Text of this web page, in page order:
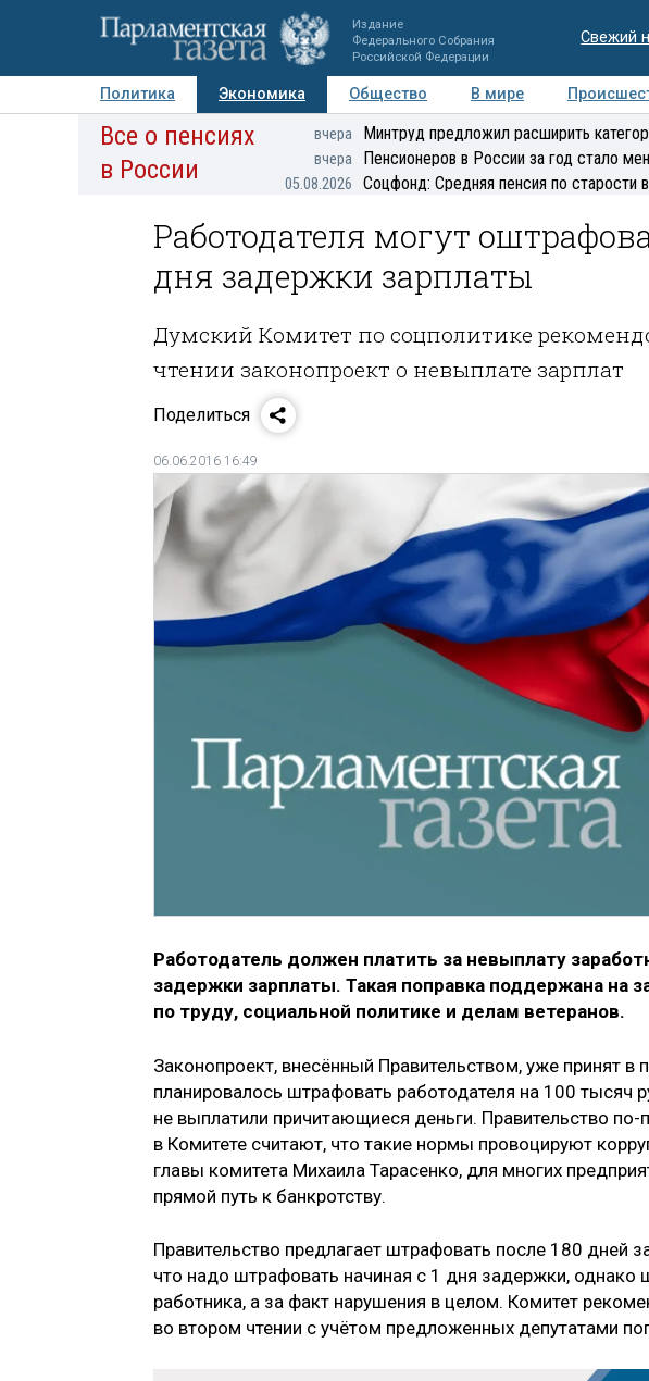
Издание
Федерального Собрания
Российской Федерации
Свежий
Политика Экономика Общество В мире
Авторы Персоны Мнения Регионы Медиацентр
Все о пенсиях
в России
вчера Минтруд предложил расширить
вчера Пенсионеров в России за год стало
05.08.2026 Соцфонд: Средняя пенсия по старости
Работодателя могут
дня задержки зарплаты
Думский Комитет по соцполитике
чтении законопроект о невыплате зарплат
Поделиться
06.06.2016 16:49
Работодатель должен платить за невыплату
задержки зарплаты. Такая поправка поддержана на
по труду, социальной политике и делам ветеранов.
Законопроект, внесённый Правительством, уже принят в
планировалось штрафовать работодателя на 100 тысяч
не выплатили причитающиеся деньги. Правительство
в Комитете считают, что такие нормы провоцируют
главы комитета Михаила Тарасенко, для многих
прямой путь к банкротству.
Правительство предлагает штрафовать после 180 дней
что надо штрафовать начиная с 1 дня задержки, однако
работника, а за факт нарушения в целом. Комитет
во втором чтении с учётом предложенных депутатами